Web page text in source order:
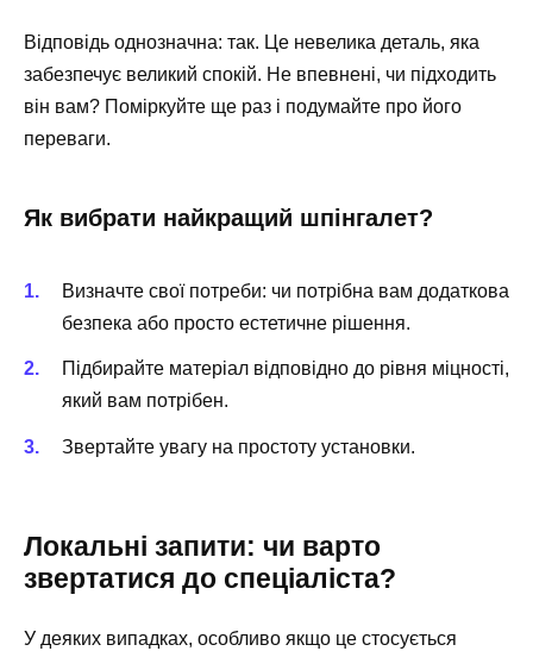
Відповідь однозначна: так. Це невелика деталь, яка
забезпечує великий спокій. Не впевнені, чи підходить
він вам? Поміркуйте ще раз і подумайте про його
переваги.
Як вибрати найкращий шпінгалет?
Визначте свої потреби: чи потрібна вам додаткова
безпека або просто естетичне рішення.
Підбирайте матеріал відповідно до рівня міцності,
який вам потрібен.
Звертайте увагу на простоту установки.
Локальні запити: чи варто
звертатися до спеціаліста?
У деяких випадках, особливо якщо це стосується